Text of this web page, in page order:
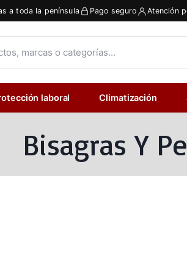
a toda la península Pago seguro Atención
laboral Climatización
Bisagras Y